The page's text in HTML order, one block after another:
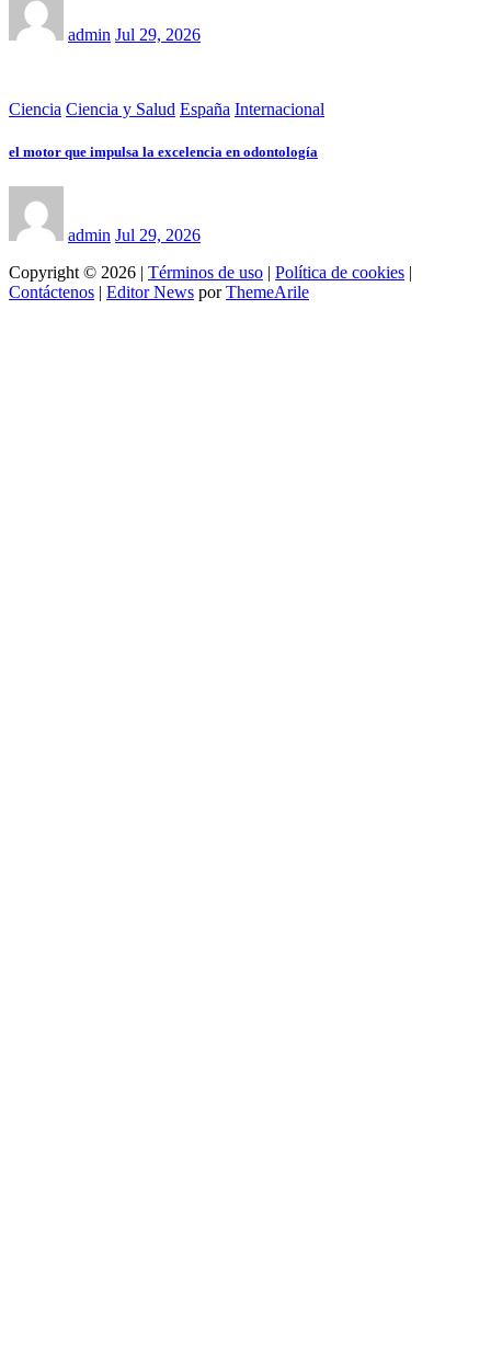
admin Jul 29, 2026
Ciencia Ciencia y Salud España Internacional
el motor que impulsa la excelencia en odontología
admin Jul 29, 2026
Copyright © 2026 | Términos de uso | Política de cookies |
Contáctenos | Editor News porThemeArile